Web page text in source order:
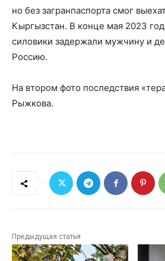
но без загранпаспорта смог
Кыргызстан. В конце мая 2023
силовики задержали мужчину и
Россию.
На втором фото последствия
Рыжкова.
Предыдущая статья